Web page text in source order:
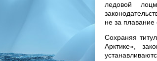
ледовой
не за плавание
Сохраняя
Арктике»,